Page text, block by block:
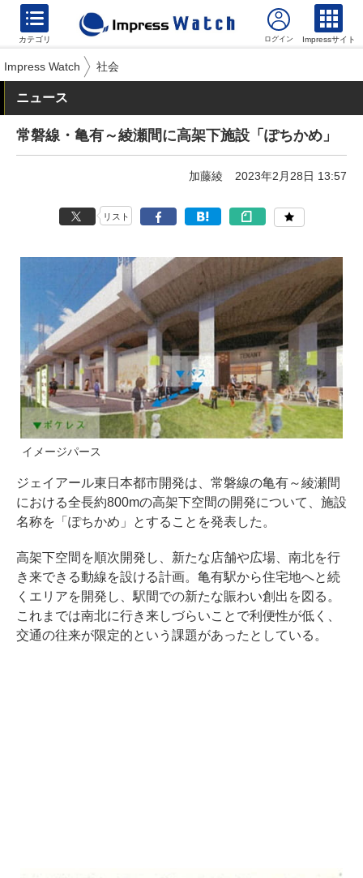
カテゴリ Impressサイト
Impress Watch 社会
ニュース
常磐線・亀有～綾瀬間に高架下施設「ぽちかめ」
加藤綾 2023年2月28日 13:57
リスト
イメージパース
ジェイアール東日本都市開発は、常磐線の亀有～綾瀬間
における全長約800mの高架下空間の開発について、施設
名称を「ぽちかめ」とすることを発表した。
高架下空間を順次開発し、新たな店舗や広場、南北を行
き来できる動線を設ける計画。亀有駅から住宅地へと続
くエリアを開発し、駅間での新たな賑わい創出を図る。
これまでは南北に行き来しづらいことで利便性が低く、
交通の往来が限定的という課題があったとしている。